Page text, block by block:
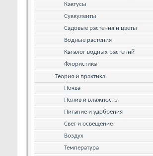
Кактусы
Суккуленты
Садовые растения и цветы
Водные растения
Каталог водных растений
Флористика
Теория и практика
Почва
Полив и влажность
Питание и удобрения
Свет и освещение
Воздух
Температура